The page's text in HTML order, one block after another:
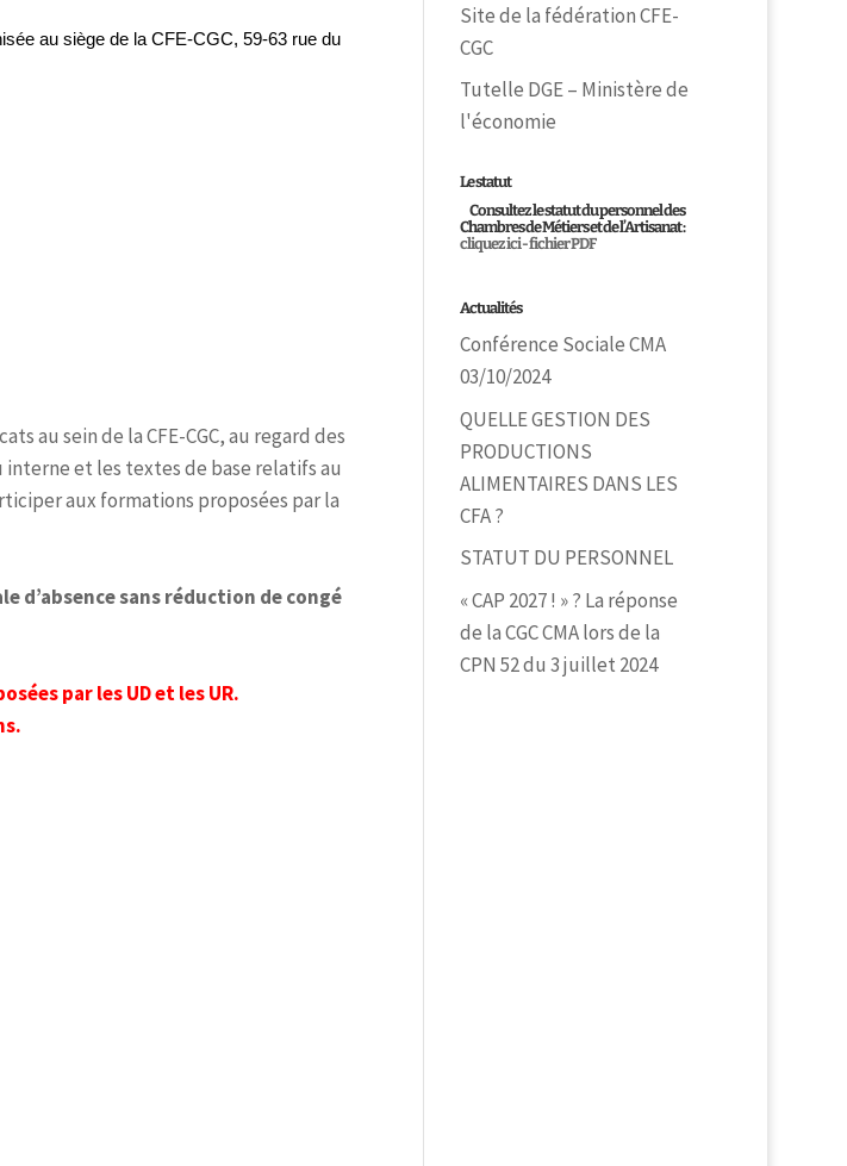
au siège de la CFE-CGC, 59-63 rue du
au sein de la CFE-CGC, au regard des
et les textes de base relatifs au
aux formations proposées par la
sans réduction de congé
par les UD et les UR.
Site de la fédération CFE-
CGC
Tutelle DGE – Ministère de
l'économie
Le statut
Consultez le statut du personnel des
Chambres de Métiers et de l’Artisanat :
cliquez ici - fichier PDF
Actualités
Conférence Sociale CMA
03/10/2024
QUELLE GESTION DES
PRODUCTIONS
ALIMENTAIRES DANS LES
CFA ?
STATUT DU PERSONNEL
« CAP 2027 ! » ? La réponse
de la CGC CMA lors de la
CPN 52 du 3 juillet 2024